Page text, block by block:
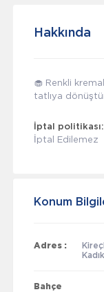
Hakkında
🧁 Renkli
tatlıya
İptal politikası:
İptal Edilemez
Konum
Adres :
Bahçe